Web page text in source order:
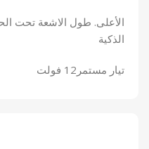
الذكية
تيار مستمر12 فولت